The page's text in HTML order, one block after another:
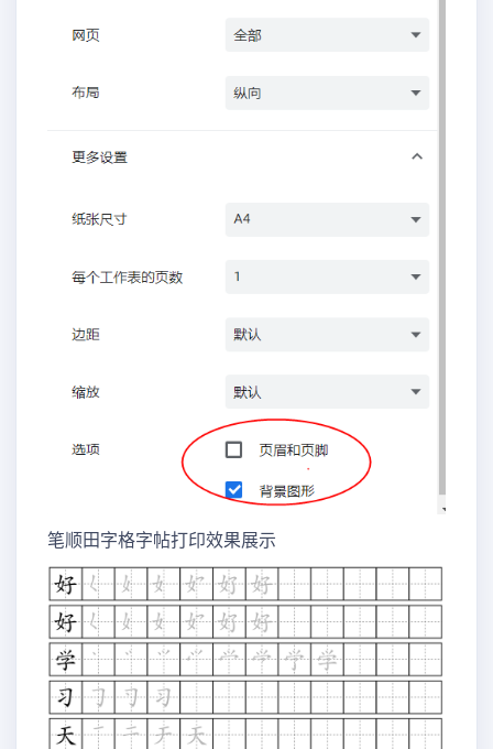
笔顺田字格字帖打印效果展示